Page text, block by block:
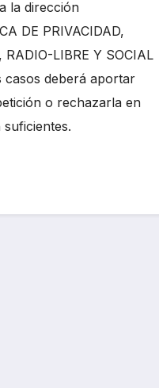
la dirección
DE PRIVACIDAD,
LIBRE Y SOCIAL
casos deberá aportar
o rechazarla en